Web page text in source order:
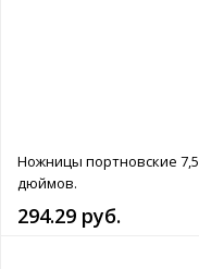
Ножницы портновские 7,5
дюймов.
294.29 руб.